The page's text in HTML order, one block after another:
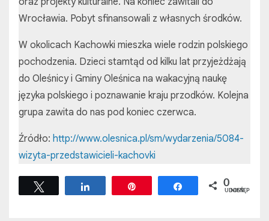
Wrocławia. Pobyt sfinansowali z własnych środków.
W okolicach Kachowki mieszka wiele rodzin polskiego
pochodzenia. Dzieci stamtąd od kilku lat przyjeżdżają
do Oleśnicy i Gminy Oleśnica na wakacyjną naukę
języka polskiego i poznawanie kraju przodków. Kolejna
grupa zawita do nas pod koniec czerwca.
Źródło: http://www.olesnica.pl/sm/wydarzenia/5084-
wizyta-przedstawicieli-kachovki
Udostępnij Udostępnij
0
UDOSTĘPNIEŃ